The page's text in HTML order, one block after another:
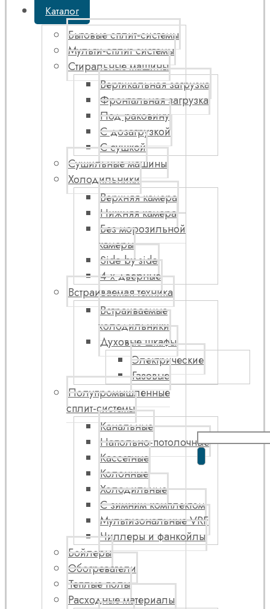
Каталог
Бытовые сплит-системы
Мульти-сплит системы
Стиральные машины
Вертикальная загрузка
Фронтальная загрузка
Под раковину
С дозагрузкой
С сушкой
Сушильные машины
Холодильники
Верхняя камера
Нижняя камера
Без морозильной
камеры
Side by side
4-х дверные
Встраиваемая техника
Встраиваемые
холодильники
Духовые шкафы
Электрические
Газовые
Полупромышленные
сплит-системы
Канальные
Напольно-потолочные
Кассетные
Колонные
Холодильные
С зимним комплектом
Мультизональные VRF
Чиллеры и фанкойлы
Бойлеры
Обогреватели
Теплые полы
Расходные материалы